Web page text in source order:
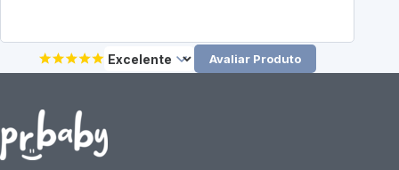
Avaliar Produto